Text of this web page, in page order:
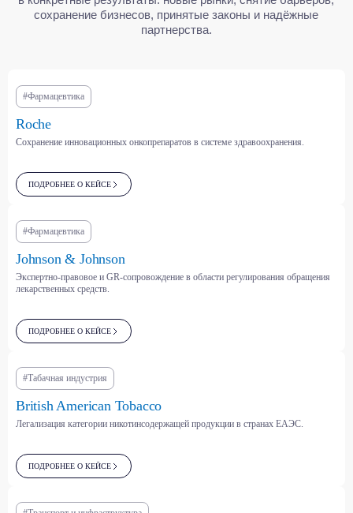
#Фармацевтика
Roche
Сохранение инновационных онкопрепаратов в системе здравоохранения.
ПОДРОБНЕЕ О КЕЙСЕ
#Фармацевтика
Johnson & Johnson
Экспертно-правовое и GR-сопровождение в области регулирования обращения
лекарственных средств.
ПОДРОБНЕЕ О КЕЙСЕ
#Табачная индустрия
British American Tobacco
Легализация категории никотинсодержащей продукции в странах ЕАЭС.
ПОДРОБНЕЕ О КЕЙСЕ
СМОТРЕТЬ ВСЕ КЕЙСЫ
Мы консультируем
клиентов из самых
разных секторов —
от энергетики
и фармацевтики до IT
и электронной торговли
Мы понимаем специфику каждой отрасли
и рыночных особенностей.